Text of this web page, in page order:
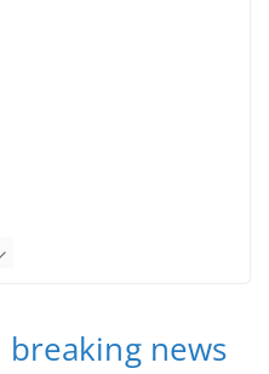
breaking news